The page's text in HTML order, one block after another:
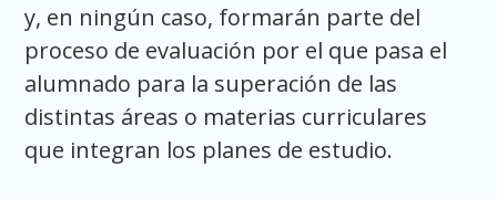
y, en ningún caso, formarán parte del
proceso de evaluación por el que pasa el
alumnado para la superación de las
distintas áreas o materias curriculares
que integran los planes de estudio.